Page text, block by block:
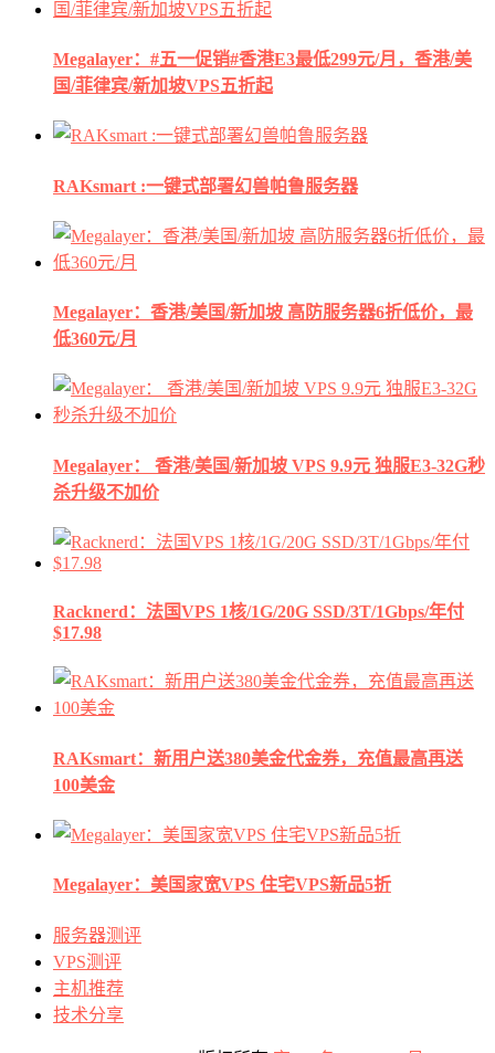
Megalayer：#五一促销#香港E3最低299元/月，香港/美
国/菲律宾/新加坡VPS五折起
RAKsmart :一键式部署幻兽帕鲁服务器
Megalayer：香港/美国/新加坡 高防服务器6折低价，最
低360元/月
Megalayer： 香港/美国/新加坡 VPS 9.9元 独服E3-32G秒
杀升级不加价
Racknerd：法国VPS 1核/1G/20G SSD/3T/1Gbps/年付
$17.98
RAKsmart：新用户送380美金代金券，充值最高再送
100美金
Megalayer：美国家宽VPS 住宅VPS新品5折
服务器测评
VPS测评
主机推荐
技术分享